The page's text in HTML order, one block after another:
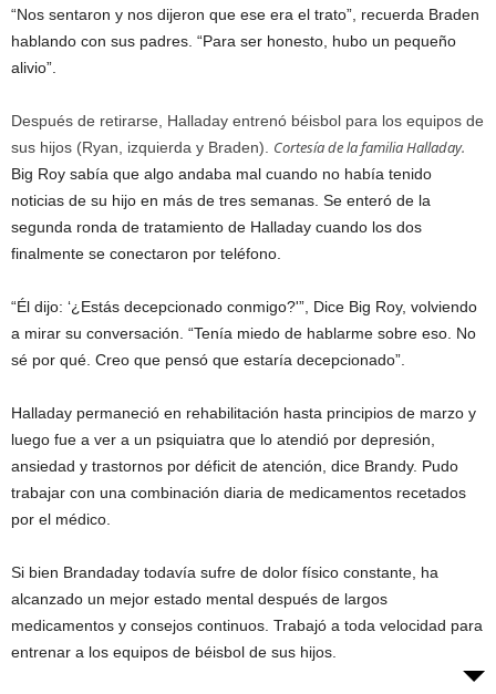
“Nos sentaron y nos dijeron que ese era el trato”, recuerda Braden
hablando con sus padres. “Para ser honesto, hubo un pequeño
alivio”.
Después de retirarse, Halladay entrenó béisbol para los equipos de
sus hijos (Ryan, izquierda y Braden). Cortesía de la familia Halladay.
Big Roy sabía que algo andaba mal cuando no había tenido
noticias de su hijo en más de tres semanas. Se enteró de la
segunda ronda de tratamiento de Halladay cuando los dos
finalmente se conectaron por teléfono.
“Él dijo: ‘¿Estás decepcionado conmigo?'”, Dice Big Roy, volviendo
a mirar su conversación. “Tenía miedo de hablarme sobre eso. No
sé por qué. Creo que pensó que estaría decepcionado”.
Halladay permaneció en rehabilitación hasta principios de marzo y
luego fue a ver a un psiquiatra que lo atendió por depresión,
ansiedad y trastornos por déficit de atención, dice Brandy. Pudo
trabajar con una combinación diaria de medicamentos recetados
por el médico.
Si bien Brandaday todavía sufre de dolor físico constante, ha
alcanzado un mejor estado mental después de largos
medicamentos y consejos continuos. Trabajó a toda velocidad para
entrenar a los equipos de béisbol de sus hijos.